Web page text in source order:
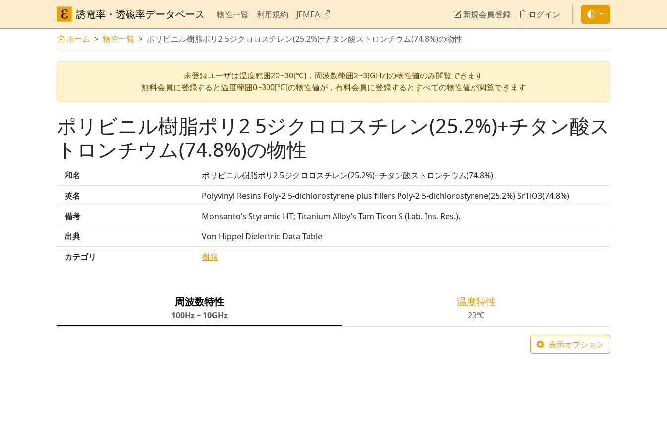
誘電率・透磁率データベース 物性一覧 利用規約 JEMEA 新規会員登録 ログイン
ホーム 物性一覧 ポリビニル樹脂ポリ2 5ジクロロスチレン(25.2%)+チタン酸ストロンチウム(74.8%)の物性
未登録ユーザは温度範囲20~30[℃]，周波数範囲2~3[GHz]の物性値のみ閲覧できます
無料会員に登録すると温度範囲0~300[℃]の物性値が，有料会員に登録するとすべての物性値が閲覧できます
ポリビニル樹脂ポリ2 5ジクロロスチレン(25.2%)+チタン酸ス
トロンチウム(74.8%)の物性
和名
ポリビニル樹脂ポリ2 5ジクロロスチレン(25.2%)+チタン酸ストロンチウム(74.8%)
英名
Polyvinyl Resins Poly-2 5-dichlorostyrene plus fillers Poly-2 5-dichlorostyrene(25.2%) SrTiO3(74.8%)
備考
Monsanto’s Styramic HT; Titanium Alloy’s Tam Ticon S (Lab. Ins. Res.).
出典
Von Hippel Dielectric Data Table
カテゴリ
樹脂
周波数特性
100Hz ~ 10GHz
温度特性
23℃
表示オプション